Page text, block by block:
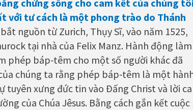
chứng sống cho cam kết của chúng
với tư cách là một phong trào do Thánh
nguồn từ Zurich, Thụy Sĩ, vào năm 1525,
tại nhà của Felix Manz. Hành động làm
phép báp-têm cho một số người khác đã
chúng ta rằng phép báp-têm là một
xưng đức tin vào Đấng Christ và lời
của Chúa Jêsus. Bằng cách gắn kết cuộc